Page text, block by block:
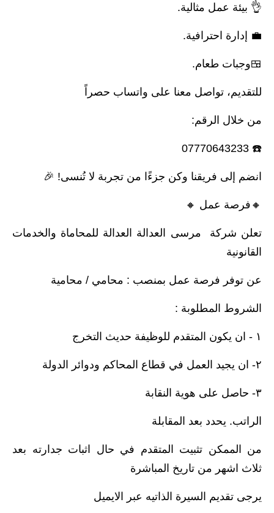
👌 بيئة عمل مثالية.
💼 إدارة احترافية.
🍱وجبات طعام.
للتقديم، تواصل معنا على واتساب حصراً
من خلال الرقم:
☎️ 07770643233
انضم إلى فريقنا وكن جزءًا من تجربة لا تُنسى! 🎉
🔸️فرصة عمل 🔸️
تعلن شركة مرسى العدالة العدالة للمحاماة والخدمات
القانونية
عن توفر فرصة عمل بمنصب : محامي / محامية
الشروط المطلوبة :
١ - ان يكون المتقدم للوظيفة حديث التخرج
٢- ان يجيد العمل في قطاع المحاكم ودوائر الدولة
٣- حاصل على هوية النقابة
الراتب. يحدد بعد المقابلة
من الممكن تثبيت المتقدم في حال اثبات جدارته بعد
ثلاث اشهر من تاريخ المباشرة
يرجى تقديم السيرة الذاتيه عبر الايميل